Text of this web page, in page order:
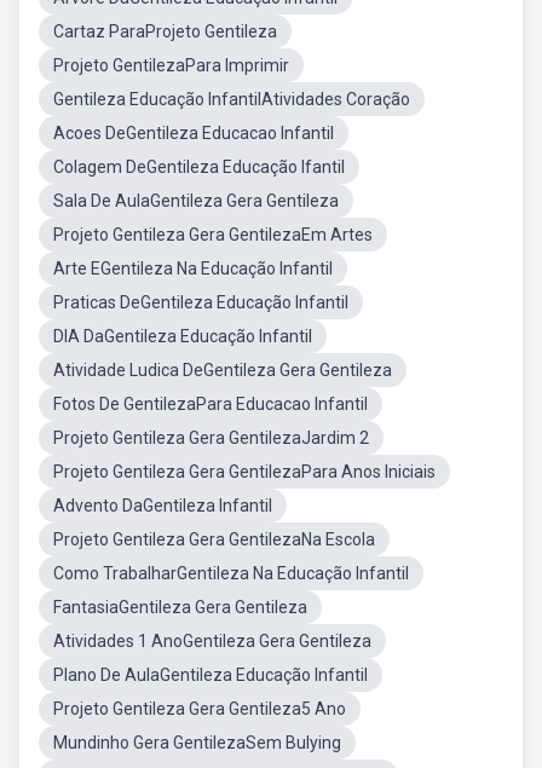
Cartaz ParaProjeto Gentileza
Projeto GentilezaPara Imprimir
Gentileza Educação InfantilAtividades Coração
Acoes DeGentileza Educacao Infantil
Colagem DeGentileza Educação Ifantil
Sala De AulaGentileza Gera Gentileza
Projeto Gentileza Gera GentilezaEm Artes
Arte EGentileza Na Educação Infantil
Praticas DeGentileza Educação Infantil
DIA DaGentileza Educação Infantil
Atividade Ludica DeGentileza Gera Gentileza
Fotos De GentilezaPara Educacao Infantil
Projeto Gentileza Gera GentilezaJardim 2
Projeto Gentileza Gera GentilezaPara Anos Iniciais
Advento DaGentileza Infantil
Projeto Gentileza Gera GentilezaNa Escola
Como TrabalharGentileza Na Educação Infantil
FantasiaGentileza Gera Gentileza
Atividades 1 AnoGentileza Gera Gentileza
Plano De AulaGentileza Educação Infantil
Projeto Gentileza Gera Gentileza5 Ano
Mundinho Gera GentilezaSem Bulying